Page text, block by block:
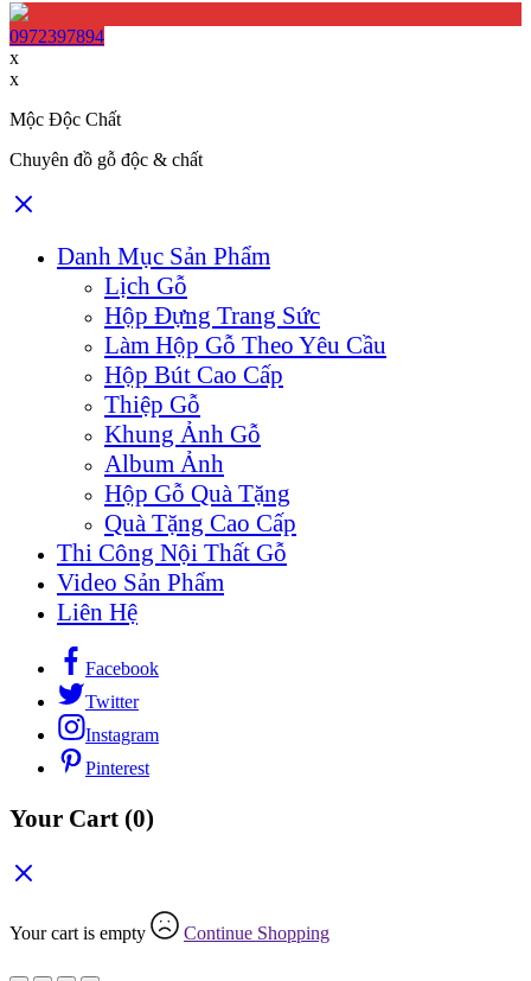
0972397894
x
x
Mộc Độc Chất
Chuyên đồ gỗ độc & chất
Danh Mục Sản Phẩm
Lịch Gỗ
Hộp Đựng Trang Sức
Làm Hộp Gỗ Theo Yêu Cầu
Hộp Bút Cao Cấp
Thiệp Gỗ
Khung Ảnh Gỗ
Album Ảnh
Hộp Gỗ Quà Tặng
Quà Tặng Cao Cấp
Thi Công Nội Thất Gỗ
Video Sản Phẩm
Liên Hệ
Facebook
Twitter
Instagram
Pinterest
Your Cart (0)
Your cart is empty Continue Shopping